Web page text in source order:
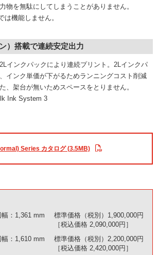
物を無駄にしてしまうことがありません。
機能しません。
）搭載で連続安定出力
インクパックにより連続プリント。2Lインクパ
インク単価が下がるためランニングコスト削減
、架台が無いためスペースをとりません。
Ink System 3
Series カタログ (3.5MB)
：1,361 mm
標準価格（税別）1,900,000円
［税込価格 2,090,000円］
：1,610 mm
標準価格（税別）2,200,000円
［税込価格 2,420,000円］